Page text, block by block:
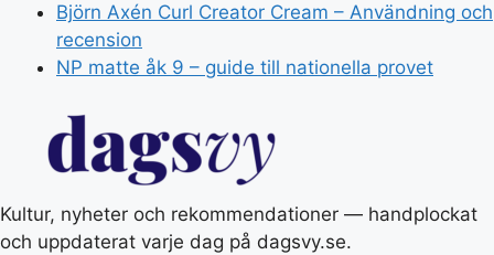
Björn Axén Curl Creator Cream – Användning och
recension
NP matte åk 9 – guide till nationella provet
Kultur, nyheter och rekommendationer — handplockat
och uppdaterat varje dag på dagsvy.se.